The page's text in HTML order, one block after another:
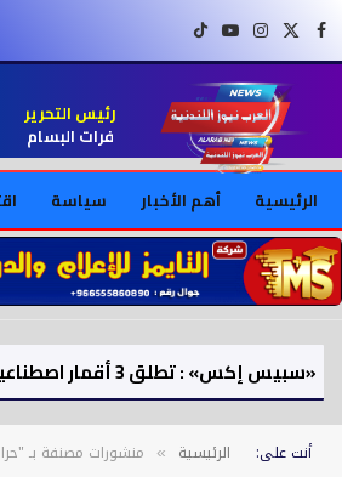
فيسبوكX (Twitter)
إنستغراميوتيوبتيك توك
رئيس التحرير
فرات البسام
الرئيسية أهم الأخبار سياسة
أنت على: الرئيسية » منشورات مصنفة بـ